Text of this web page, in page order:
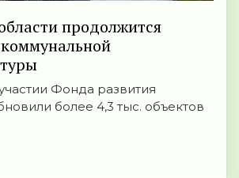
продолжится
Фонда развития
более 4,3 тыс. объектов